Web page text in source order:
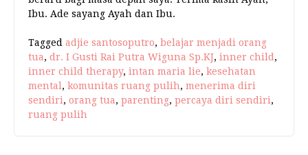
Ibu. Ade sayang Ayah dan Ibu.
Tagged adjie santosoputro, belajar menjadi orang
tua, dr. I Gusti Rai Putra Wiguna Sp.KJ, inner child ,
inner child therapy, intan maria lie, kesehatan
mental , komunitas ruang pulih, menerima diri
sendiri, orang tua, parenting, percaya diri sendiri,
ruang pulih